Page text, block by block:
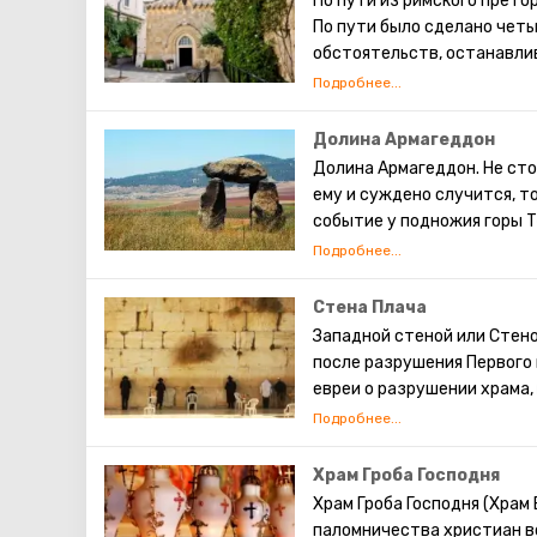
проводящие процедуры с
По пути было сделано
обстоятельств,
станциями. На месте
Крестному пути, можно
Иисусу. ( В программе
Долина Армагеддон
Долина Армагеддон. Не
ему и суждено случится,
событие у подножия горы
которые сойдутся в
Наполеоном.
Армагеддон можно
Еще в древности холм
торговые пути от портов
Меггидо был
археологические
культурных слоев,
Стена Плача
Западной стеной или
после разрушения
евреи о разрушении
существует традиция:
непременно сбудется.
это возможно только в
Храм Гроба Господня
Храм Гроба Господня (Храм
паломничества христиан